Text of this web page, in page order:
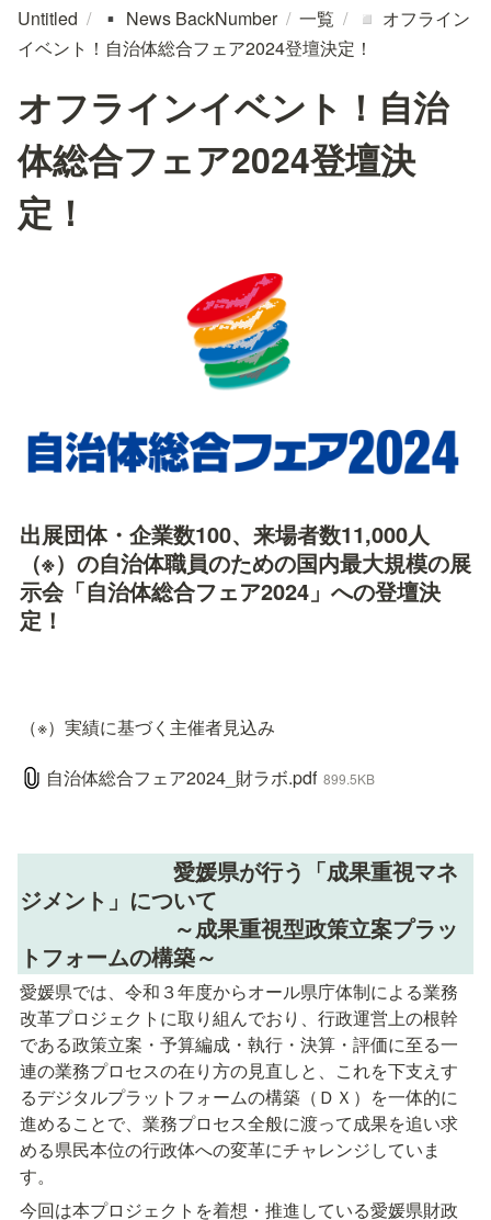
Untitled / ▪️ News BackNumber / 一覧 / ◽ オフライン
イベント！自治体総合フェア2024登壇決定！
オフラインイベント！自治
体総合フェア2024登壇決
定！
出展団体・企業数100、来場者数11,000人
（※）の自治体職員のための国内最大規模の展
示会「自治体総合フェア2024」への登壇決
定！
（※）実績に基づく主催者見込み
自治体総合フェア2024_財ラボ.pdf 899.5KB
愛媛県が行う「成果重視マネ
ジメント」について
～成果重視型政策立案プラッ
トフォームの構築～
愛媛県では、令和３年度からオール県庁体制による業務
改革プロジェクトに取り組んでおり、行政運営上の根幹
である政策立案・予算編成・執行・決算・評価に至る一
連の業務プロセスの在り方の見直しと、これを下支えす
るデジタルプラットフォームの構築（ＤＸ）を一体的に
進めることで、業務プロセス全般に渡って成果を追い求
める県民本位の行政体への変革にチャレンジしていま
す。
今回は本プロジェクトを着想・推進している愛媛県財政